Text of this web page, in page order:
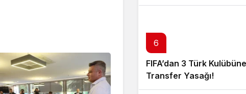
6
FIFA’dan 3 Türk
Transfer Yasağı!